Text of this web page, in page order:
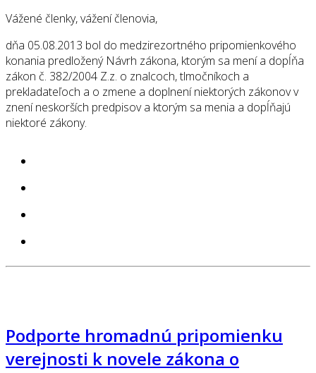
Vážené členky, vážení členovia,
dňa 05.08.2013 bol do medzirezortného pripomienkového
konania predložený Návrh zákona, ktorým sa mení a dopĺňa
zákon č. 382/2004 Z.z. o znalcoch, tlmočníkoch a
prekladateľoch a o zmene a doplnení niektorých zákonov v
znení neskorších predpisov a ktorým sa menia a dopĺňajú
niektoré zákony.
Podporte hromadnú pripomienku
verejnosti k novele zákona o